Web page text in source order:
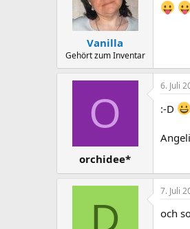
Vanilla
Gehört zum Inventar
O
orchidee*
6. Juli
:-D
D
7. Juli
och